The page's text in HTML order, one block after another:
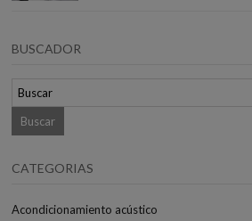
BUSCADOR
CATEGORIAS
Acondicionamiento acústico